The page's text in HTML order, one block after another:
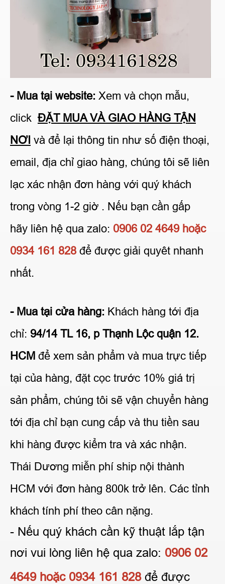
- Mua tại website: Xem và chọn mẫu,
click ĐẶT MUA VÀ GIAO HÀNG TẬN
NƠI và để lại thông tin như số điện thoại,
email, địa chỉ giao hàng, chúng tôi sẽ liên
lạc xác nhận đơn hàng với quý khách
trong vòng 1-2 giờ . Nếu bạn cần gấp
hãy liên hệ qua zalo: 0906 02 4649 hoặc
0934 161 828để được giải quyêt nhanh
nhất.
- Mua tại cửa hàng: Khách hàng tới địa
chỉ: 94/14 TL 16, p Thạnh Lộc quận 12.
HCM để xem sản phẩm và mua trực tiếp
tại của hàng, đặt cọc trước 10% giá trị
sản phẩm, chúng tôi sẽ vận chuyển hàng
tới địa chỉ bạn cung cấp và thu tiền sau
khi hàng được kiểm tra và xác nhận.
Thái Dương miễn phí ship nội thành
HCM với đơn hàng 800k trở lên. Các tỉnh
khách tính phí theo cân nặng.
- Nếu quý khách cần kỹ thuật lắp tận
nơi vui lòng liên hệ qua zalo: 0906 02
4649 hoặc 0934 161 828để được